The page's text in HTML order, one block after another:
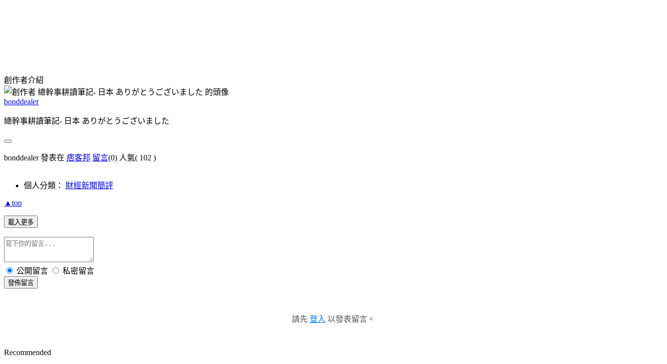
創作者介紹
bonddealer
總幹事耕讀筆記- 日本 ありがとうございました
bonddealer 發表在 痞客邦 留言(0) 人氣( 102 )
個人分類： 財經新聞簡評
▲top
載入更多
公開留言 私密留言
發佈留言
請先 登入 以發表留言。
Recommended